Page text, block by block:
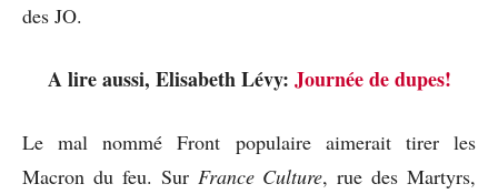
des JO.
A lire aussi, Elisabeth Lévy: Journée de dupes!
Le mal nommé Front populaire aimerait tirer les
Macron du feu. Sur France Culture, rue des Martyrs,